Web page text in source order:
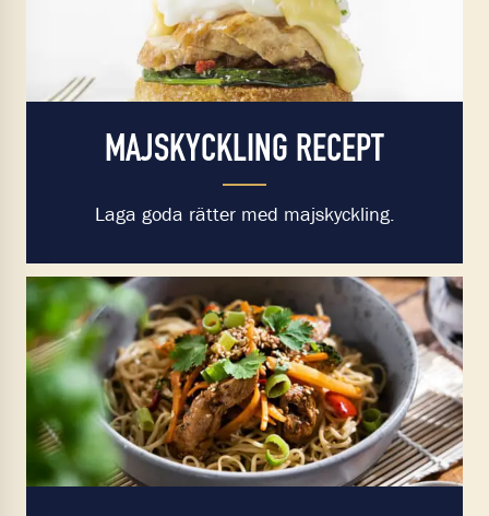
MAJSKYCKLING RECEPT
Laga goda rätter med majskyckling.